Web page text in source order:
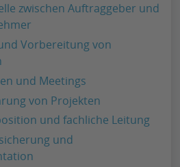
zwischen Auftraggeber und
Vorbereitung von
und Meetings
von Projekten
und fachliche Leitung
und